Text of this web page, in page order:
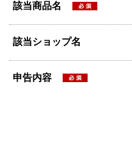
該当商品名
該当ショップ名
申告内容